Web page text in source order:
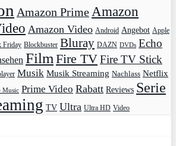
Amazon PrimeAmazon
Amazon Video Android Angebot Apple
Friday Blockbuster Bluray DAZN DVDs Echo
Film Fire TVFire TV Stick
Musik Musik Streaming Nachlass Netflix
Music Prime Video Rabatt Reviews Serie
TV Ultra Ultra HD Video